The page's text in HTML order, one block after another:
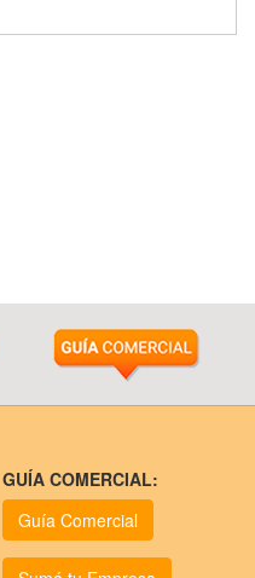
GUÍA COMERCIAL:
Guía Comercial